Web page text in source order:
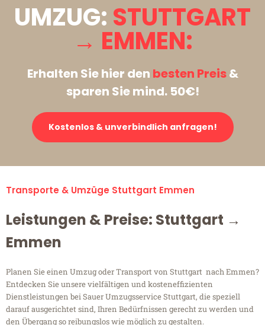
UMZUG: STUTTGART
→ EMMEN:
Erhalten Sie hier den besten Preis&
sparen Sie mind. 50€!
Kostenlos & unverbindlich anfragen!
Transporte & Umzüge Stuttgart Emmen
Leistungen & Preise: Stuttgart →
Emmen
Planen Sie einen Umzug oder Transport von Stuttgart nach Emmen?
Entdecken Sie unsere vielfältigen und kosteneffizienten
Dienstleistungen bei Sauer Umzugsservice Stuttgart, die speziell
darauf ausgerichtet sind, Ihren Bedürfnissen gerecht zu werden und
den Übergang so reibungslos wie möglich zu gestalten.